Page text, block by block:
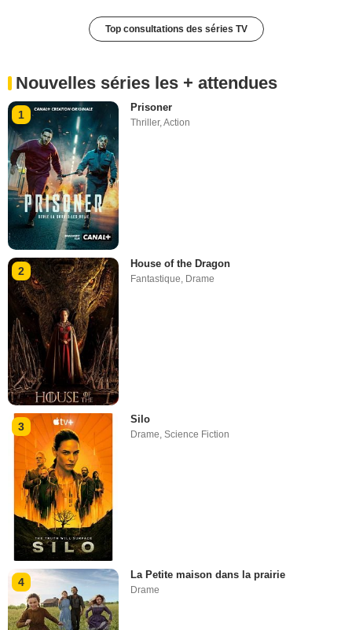
Top consultations des séries TV
Nouvelles séries les + attendues
1
Prisoner
Thriller,Action
2
House of the Dragon
Fantastique Drame
3
Silo
Drame,Science Fiction
4
La Petite maison dans la prairie
Drame